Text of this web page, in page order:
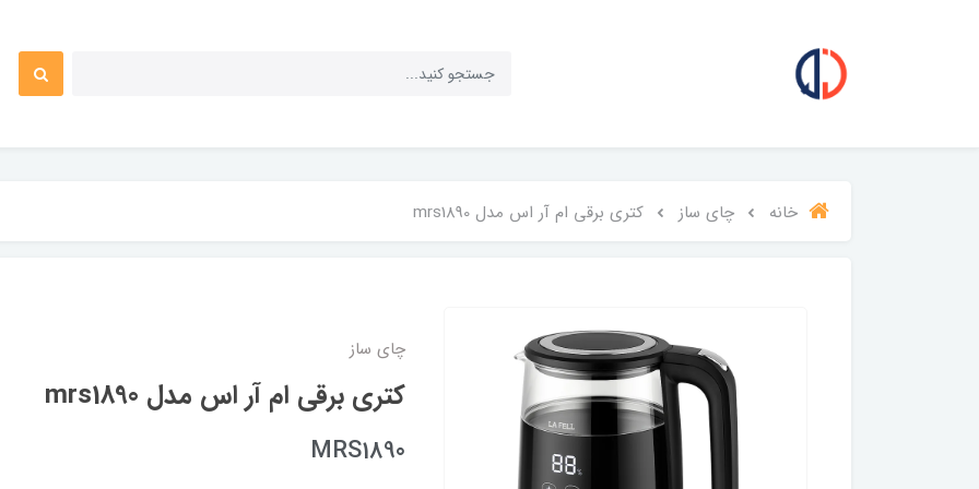
خانه چای ساز کتری برقی ام آر اس مدل mrs1890
چای ساز
کتری برقی ام آر اس مدل mrs1890
MRS1890